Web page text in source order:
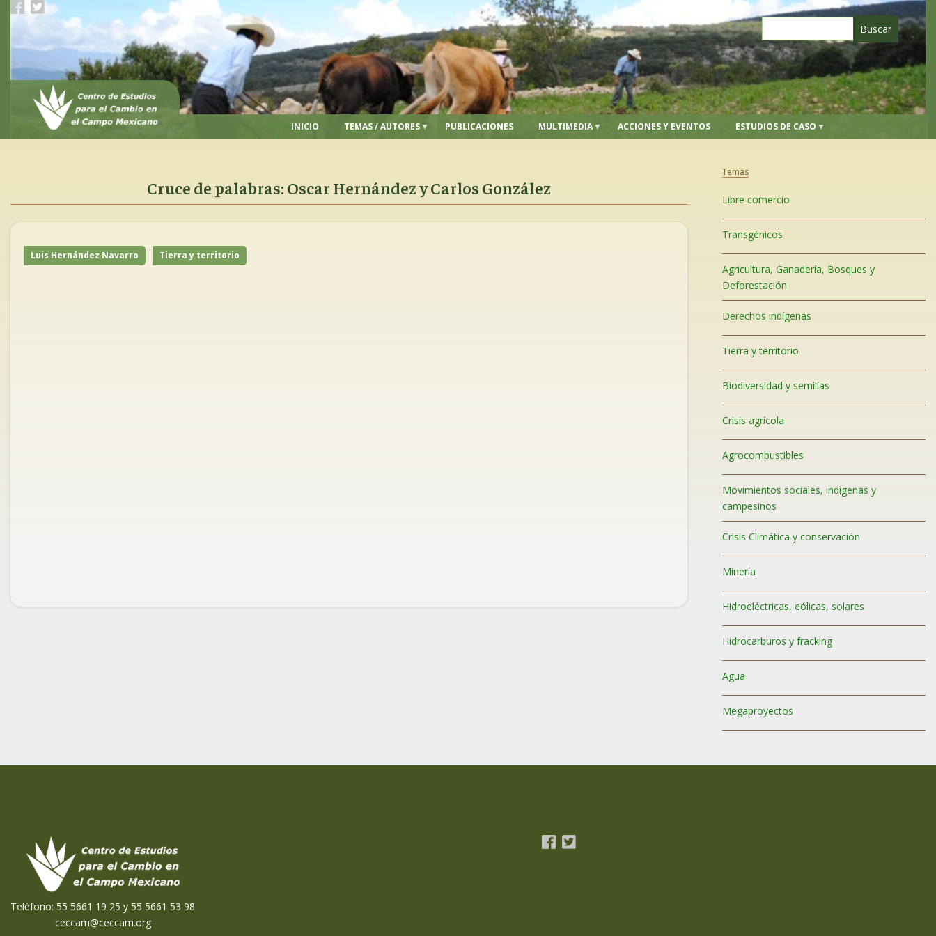
Pasar
contenido
INICIO TEMAS / AUTORES PUBLICACIONES MULTIMEDIA ACCIONES Y EVENTOS ESTUDIOS DE CASO
Cruce de palabras: Oscar Hernández y Carlos González
Luis Hernández Navarro Tierra y territorio
Temas
Libre comercio
Transgénicos
Agricultura, Ganadería, Bosques y
Deforestación
Derechos indígenas
Tierra y territorio
Biodiversidad y semillas
Crisis agrícola
Agrocombustibles
Movimientos sociales, indígenas y
campesinos
Crisis Climática y conservación
Minería
Hidroeléctricas, eólicas, solares
Hidrocarburos y fracking
Agua
Megaproyectos
Teléfono: 55 5661 19 25 y 55 5661 53 98
ceccam@ceccam.org